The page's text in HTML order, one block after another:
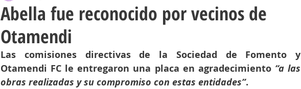
Abella fue reconocido por vecinos de
Otamendi
Las comisiones directivas de la Sociedad de Fomento y
Otamendi FC le entregaron una placa en agradecimiento “a las
obras realizadas y su compromiso con estas entidades”.